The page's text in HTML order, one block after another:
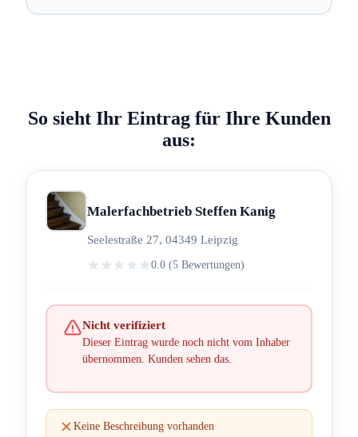
So sieht Ihr Eintrag für Ihre Kunden
aus:
Malerfachbetrieb Steffen Kanig
Seelestraße 27, 04349 Leipzig
0.0 (5 Bewertungen)
Nicht verifiziert
Dieser Eintrag wurde noch nicht vom Inhaber
übernommen. Kunden sehen das.
Keine Beschreibung vorhanden